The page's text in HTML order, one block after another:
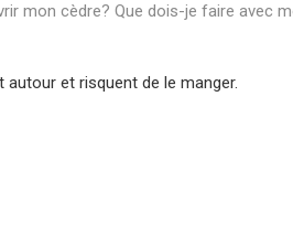
mon cèdre? Que dois-je faire avec
et risquent de le manger.